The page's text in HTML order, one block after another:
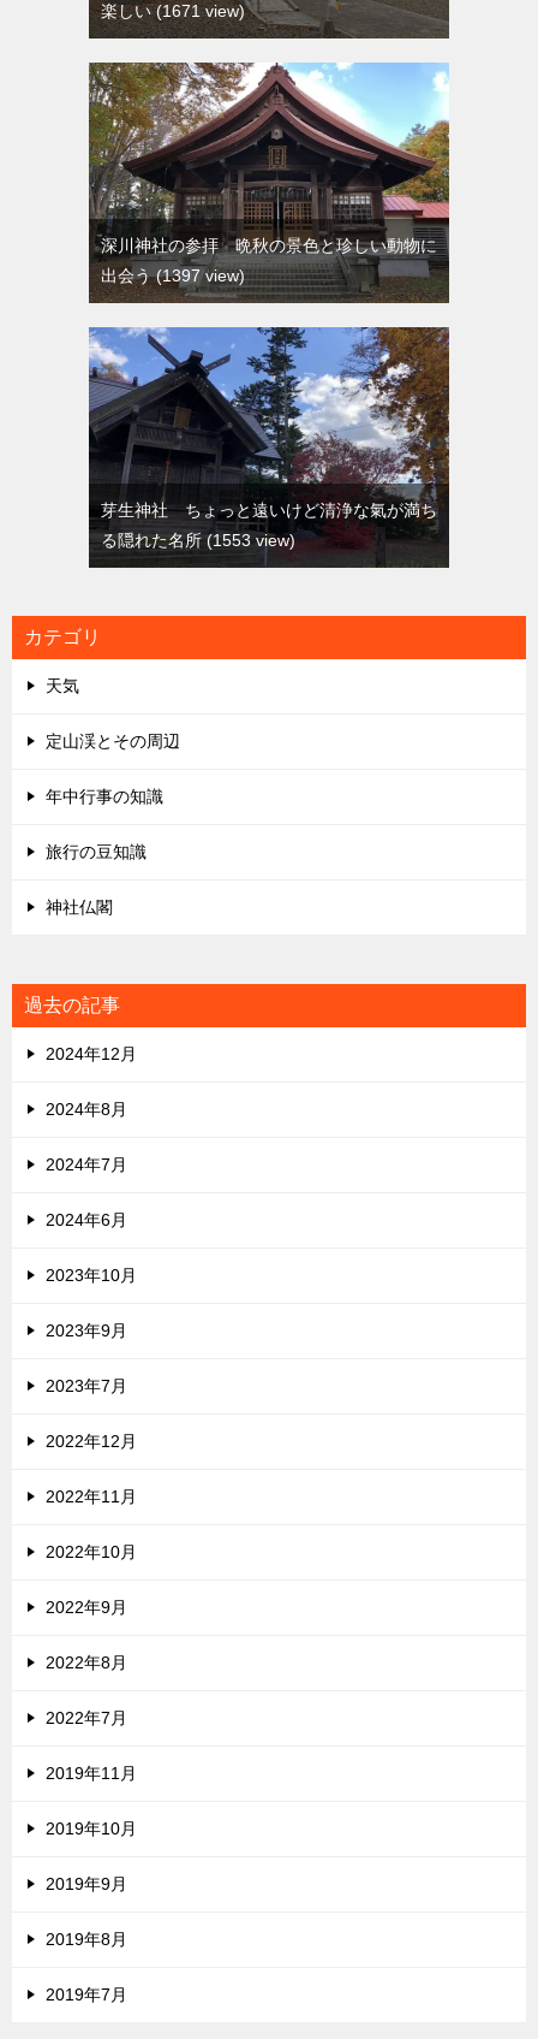
楽しい
1671 view
深川神社の参拝 晩秋の景色と珍しい動物に
出会う 1397 view
芽生神社 ちょっと遠いけど清浄な氣が満ち
る隠れた名所 1553 view
カテゴリ
天気
定山渓とその周辺
年中行事の知識
旅行の豆知識
神社仏閣
過去の記事
2024年12月
2024年8月
2024年7月
2024年6月
2023年10月
2023年9月
2023年7月
2022年12月
2022年11月
2022年10月
2022年9月
2022年8月
2022年7月
2019年11月
2019年10月
2019年9月
2019年8月
2019年7月